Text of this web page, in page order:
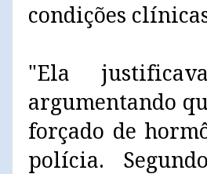
condições
"Ela
argumentando
forçado de
polícia.